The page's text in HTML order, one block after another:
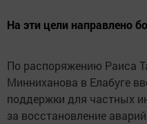
На эти цели направлено
По распоряжению Раиса
Минниханова в Елабуге
поддержки для частных
за восстановление